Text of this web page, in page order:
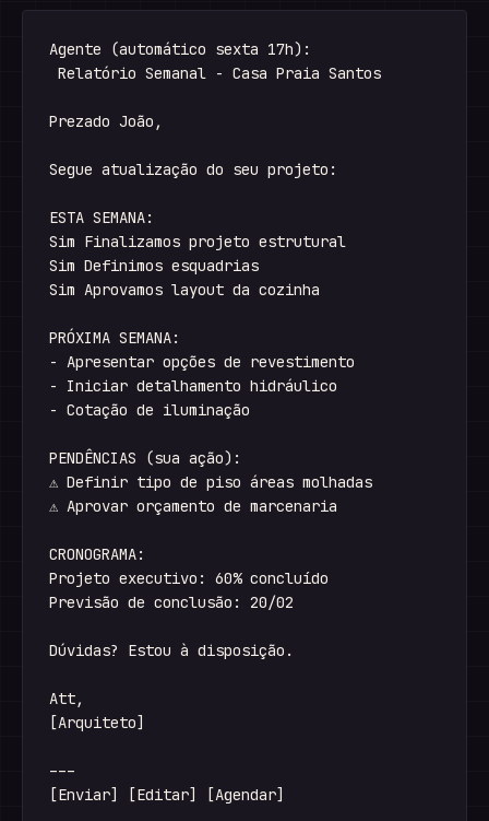
Agente (automático sexta 17h):
Relatório Semanal - Casa Praia Santos
Prezado João,
Segue atualização do seu projeto:
ESTA SEMANA:
Sim Finalizamos projeto estrutural
Sim Definimos esquadrias
Sim Aprovamos layout da cozinha
PRÓXIMA SEMANA:
- Apresentar opções de revestimento
- Iniciar detalhamento hidráulico
- Cotação de iluminação
PENDÊNCIAS (sua ação):
⚠ Definir tipo de piso áreas molhadas
⚠ Aprovar orçamento de marcenaria
CRONOGRAMA:
Projeto executivo: 60% concluído
Previsão de conclusão: 20/02
Dúvidas? Estou à disposição.
Att,
[Arquiteto]
---